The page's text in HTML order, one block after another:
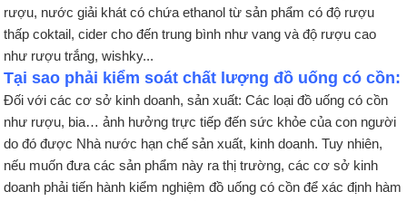
rượu, nước giải khát có chứa ethanol từ sản phẩm có độ rượu
thấp coktail, cider cho đến trung bình như vang và độ rượu cao
như rượu trắng, wishky...
Tại sao phải kiểm soát chất lượng đồ uống có cồn:
Đối với các cơ sở kinh doanh, sản xuất: Các loại đồ uống có cồn
như rượu, bia… ảnh hưởng trực tiếp đến sức khỏe của con người
do đó được Nhà nước hạn chế sản xuất, kinh doanh. Tuy nhiên,
nếu muốn đưa các sản phẩm này ra thị trường, các cơ sở kinh
doanh phải tiến hành kiểm nghiệm đồ uống có cồn để xác định hàm